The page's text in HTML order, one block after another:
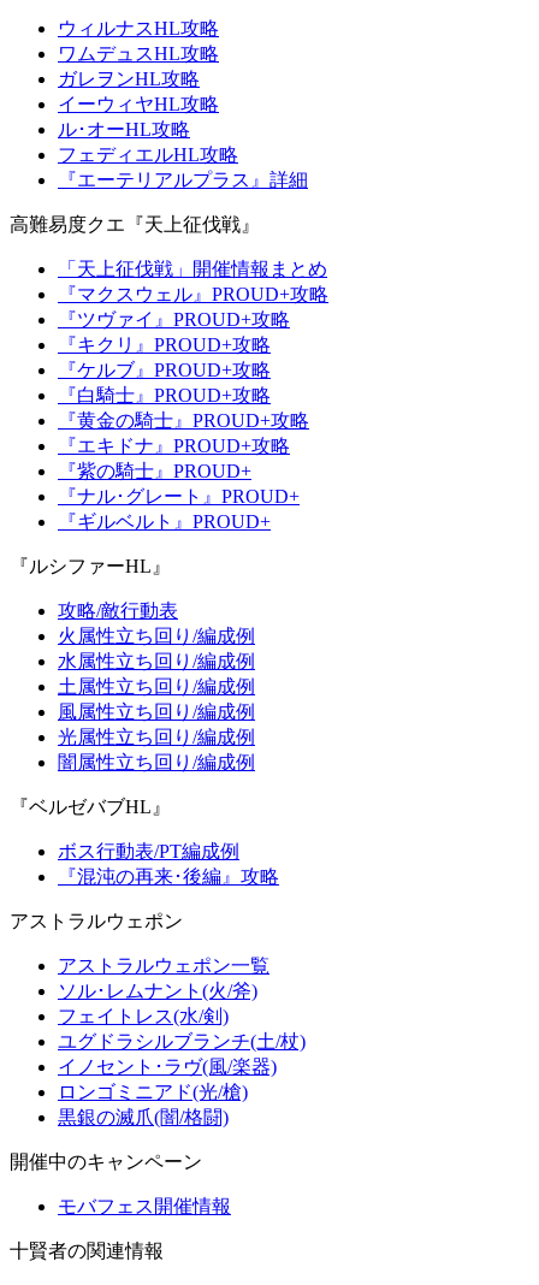
ウィルナスHL攻略
ワムデュスHL攻略
ガレヲンHL攻略
イーウィヤHL攻略
ル･オーHL攻略
フェディエルHL攻略
『エーテリアルプラス』詳細
高難易度クエ『天上征伐戦』
「天上征伐戦」開催情報まとめ
『マクスウェル』PROUD+攻略
『ツヴァイ』PROUD+攻略
『キクリ』PROUD+攻略
『ケルブ』PROUD+攻略
『白騎士』PROUD+攻略
『黄金の騎士』PROUD+攻略
『エキドナ』PROUD+攻略
『紫の騎士』PROUD+
『ナル･グレート』PROUD+
『ギルベルト』PROUD+
『ルシファーHL』
攻略/敵行動表
火属性立ち回り/編成例
水属性立ち回り/編成例
土属性立ち回り/編成例
風属性立ち回り/編成例
光属性立ち回り/編成例
闇属性立ち回り/編成例
『ベルゼバブHL』
ボス行動表/PT編成例
『混沌の再来･後編』攻略
アストラルウェポン
アストラルウェポン一覧
ソル･レムナント(火/斧)
フェイトレス(水/剣)
ユグドラシルブランチ(土/杖)
イノセント･ラヴ(風/楽器)
ロンゴミニアド(光/槍)
黒銀の滅爪(闇/格闘)
開催中のキャンペーン
モバフェス開催情報
十賢者の関連情報